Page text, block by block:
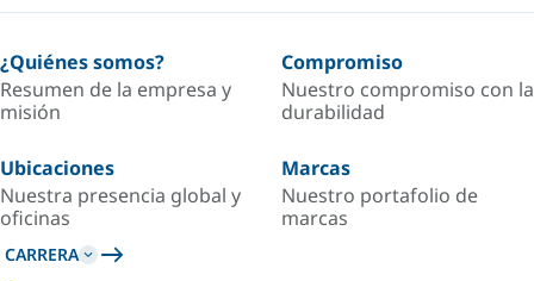
¿Quiénes somos?
Resumen de la empresa y
misión
Compromiso
Nuestro compromiso con la
durabilidad
Ubicaciones
Nuestra presencia global y
oficinas
Marcas
Nuestro portafolio de
marcas
CARRERA